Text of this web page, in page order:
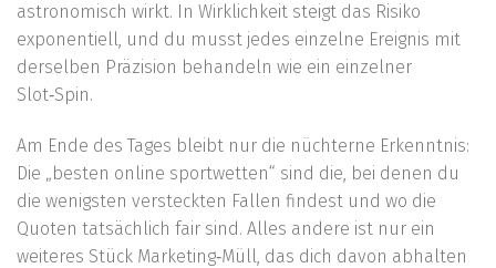
astronomisch wirkt. In Wirklichkeit steigt das Risiko
exponentiell, und du musst jedes einzelne Ereignis mit
derselben Präzision behandeln wie ein einzelner
Slot‑Spin.
Am Ende des Tages bleibt nur die nüchterne Erkenntnis:
Die „besten online sportwetten“ sind die, bei denen du
die wenigsten versteckten Fallen findest und wo die
Quoten tatsächlich fair sind. Alles andere ist nur ein
weiteres Stück Marketing‑Müll, das dich davon abhalten